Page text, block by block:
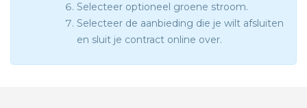
Selecteer optioneel groene stroom.
Selecteer de aanbieding die je wilt afsluiten
en sluit je contract online over.